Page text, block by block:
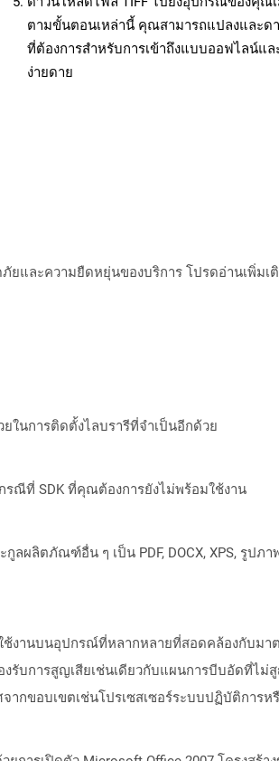
ตามขั้นตอนเหล่านี้ คุณสามารถแปลงและด
ที่ต้องการสำหรับการเข้าถึงแบบออฟไลน์แล
ง่ายดาย
ยและความยืดหยุ่นของบริการ โปรดอ่านเพิ่ม
ในการติดตั้งไลบรารีที่จำเป็นอีกด้วย
รณีที่ SDK ที่คุณต้องการยังไม่พร้อมใช้งาน
ตภัณฑ์อื่น ๆ เป็น PDF, DOCX, XPS, รูปภาพ
ช้งานบนอุปกรณ์ที่หลากหลายที่สอดคล้องกับม
รับการสูญเสียเช่นเดียวกับแผนการบีบอัดที่ไม่
กขอบเขตเช่นโปรเซสเซอร์ระบบปฏิบัติการห